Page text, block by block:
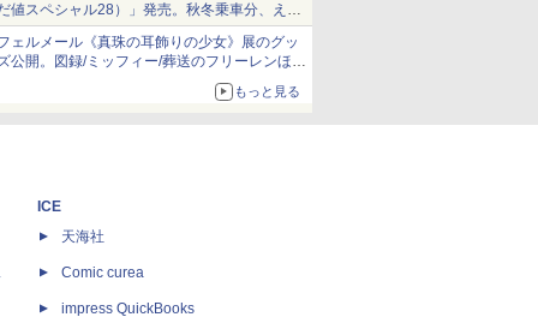
値スペシャル28）」発売。秋冬乗車分、えき
っと限定
ェルメール《真珠の耳飾りの少女》展のグッ
公開。図録/ミッフィー/葬送のフリーレンほ
もっと見る
ICE
天海社
Comic curea
impress QuickBooks